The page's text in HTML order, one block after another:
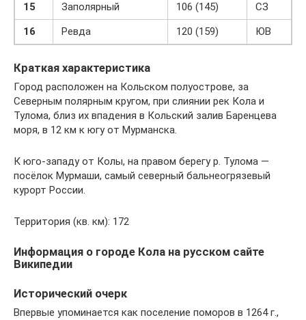
15
Заполярный 106 (145)
СЗ
16
Ревда 120 (159) ЮВ
Краткая характеристика
Город расположен на Кольском полуострове, за
Северным полярным кругом, при слиянии рек Кола и
Тулома, близ их впадения в Кольский залив Баренцева
моря, в 12 км к югу от Мурманска.
К юго-западу от Колы, на правом берегу р. Тулома —
посёлок Мурмаши, самый северный бальнеогрязевый
курорт России.
Территория (кв. км): 172
Информация о городе Кола на русском сайте
Википедии
Исторический очерк
Впервые упоминается как поселение поморов в 1264 г.,